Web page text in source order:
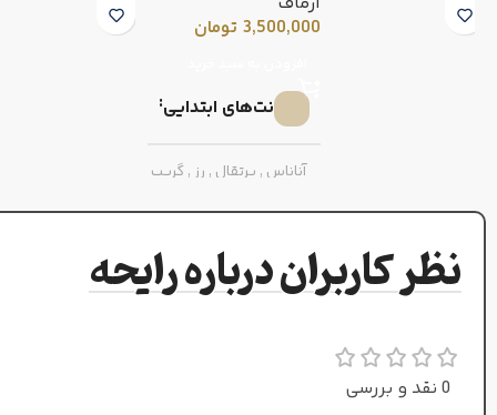
3,500,000 تومان
نت‌های ابتدایی
آناناس , پرتقال , رز , گریپ
نت‌های میانی
نظر کاربران درباره رایحه
0 نقد و بررسی